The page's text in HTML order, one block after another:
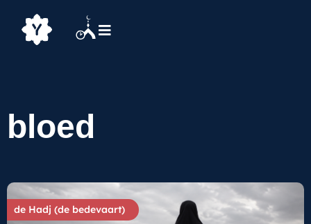
bloed
de Hadj (de bedevaart)